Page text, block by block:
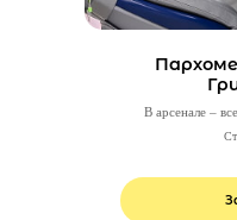
В арсенале –